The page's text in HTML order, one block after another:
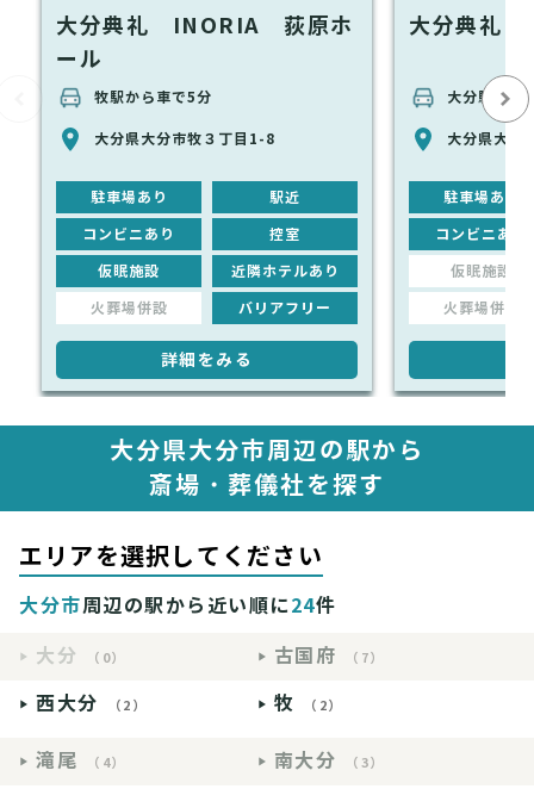
大分典礼 INORIA 荻原ホ
ール
牧駅から車で5分
大分県大分市牧３丁目1-8
駐車場あり 駅近
コンビニあり 控室
仮眠施設 近隣ホテルあり
火葬場併設 バリアフリー
詳細をみる
大分典礼
大分駅から
大分県大分
駐車場あり
コンビニあり
仮眠施設
火葬場併設
大分県大分市周辺の駅から
斎場・葬儀社を探す
エリアを選択してください
大分市周辺の駅から近い順に24件
大分
（0） 古国府 （7）
西大分 （2） 牧 （2）
滝尾 （4） 南大分 （3）